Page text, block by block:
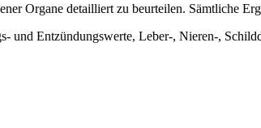
Organe detailliert zu beurteilen. Sämtliche
Entzündungswerte, Leber-, Nieren-,